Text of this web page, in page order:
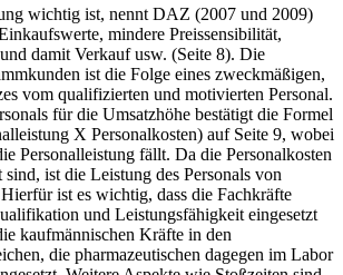
wichtig ist, nennt DAZ (2007 und 2009)
mindere Preissensibilität,
damit Verkauf usw. (Seite 8). Die
ist die Folge eines zweckmäßigen,
vom qualifizierten und motivierten Personal.
für die Umsatzhöhe bestätigt die Formel
X Personalkosten) auf Seite 9, wobei
Personalleistung fällt. Da die Personalkosten
ist die Leistung des Personals von
ist es wichtig, dass die Fachkräfte
und Leistungsfähigkeit eingesetzt
kaufmännischen Kräfte in den
die pharmazeutischen dagegen im Labor